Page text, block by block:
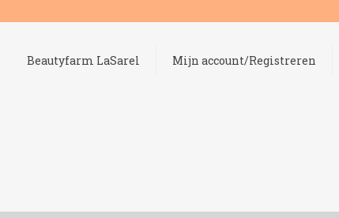
Beautyfarm LaSarel Mijn account/Registreren